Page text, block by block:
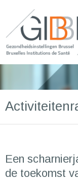
Een
de toekomst